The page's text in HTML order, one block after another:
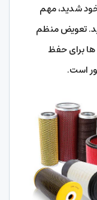
شدید، مهم
تعویض منظم
ها برای حفظ
است.